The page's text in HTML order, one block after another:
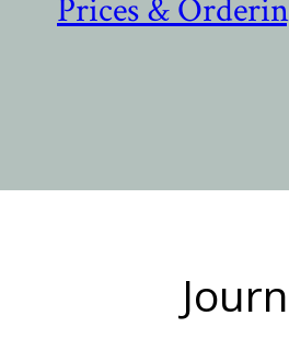
Prices &